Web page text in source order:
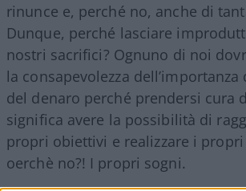
rinunce e, perché no, anche di
Dunque, perché lasciare
nostri sacrifici? Ognuno di noi
la consapevolezza
del denaro perché prendersi cura
significa avere la possibilità di
propri obiettivi e realizzare i
oerchè no?! I propri sogni.